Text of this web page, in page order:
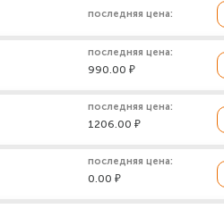
последняя цена:
последняя цена:
990.00 ₽
последняя цена:
1206.00 ₽
последняя цена:
0.00 ₽